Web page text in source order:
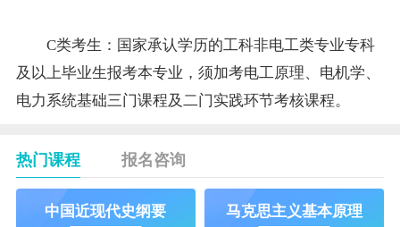
C类考生：国家承认学历的工科非电工类专业专科
及以上毕业生报考本专业，须加考电工原理、电机学、
电力系统基础三门课程及二门实践环节考核课程。
热门课程 报名咨询
中国近现代史纲要 马克思主义基本原理